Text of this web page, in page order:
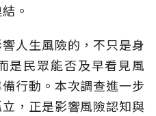
。
人生風險的，不只是身
是民眾能否及早看見風
行動。本次調查進一步
，正是影響風險認知與